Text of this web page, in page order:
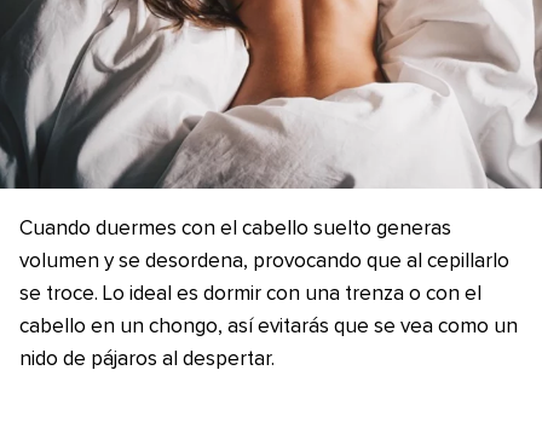
Cuando duermes con el cabello suelto generas
volumen y se desordena, provocando que al cepillarlo
se troce. Lo ideal es dormir con una trenza o con el
cabello en un chongo, así evitarás que se vea como un
nido de pájaros al despertar.